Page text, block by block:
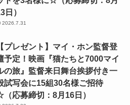
日）
2026.7.31
【プレゼント】マイ・ホン監督登
予定！映画『猫たちと7000マイ
の旅』監督来日舞台挨拶付き一
試写会に15組30名様ご招待
応募締切：8月16日）